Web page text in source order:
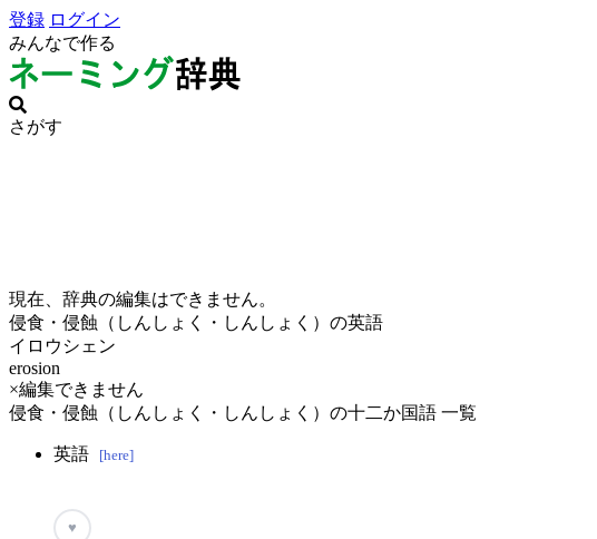
登録 ログイン
みんなで作る
さがす
現在、辞典の編集はできません。
侵食・侵蝕（しんしょく・しんしょく）の英語
イロウシェン
erosion
×編集できません
侵食・侵蝕（しんしょく・しんしょく）の十二か国語 一覧
英語 [here]
♥